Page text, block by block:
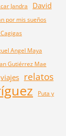
Jandra
David
por mis sueños
Angel Maya
Gutiérrez Mae
viajes relatos
Puta y